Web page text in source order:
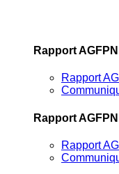
Rapport
Rapport
Rapport
Rapport